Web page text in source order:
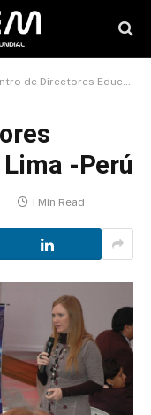
Directores Educativos REDEM: Lima -Perú
Lima -Perú
1 Min Read